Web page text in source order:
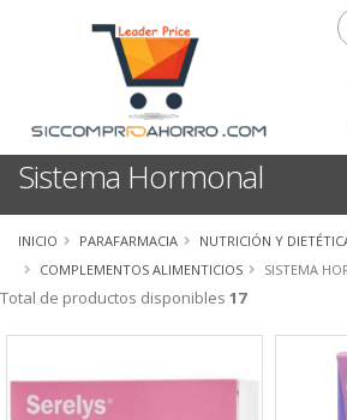
Sistema Hormonal
INICIO PARAFARMACIA
NUTRICIÓN Y
COMPLEMENTOS ALIMENTICIOS
SISTEMA
Total de productos disponibles 17